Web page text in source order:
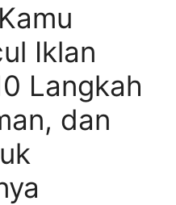
Iklan
Langkah
dan